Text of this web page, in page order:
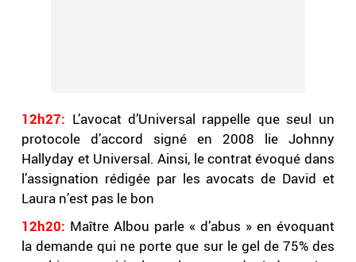
12h27: L’avocat d’Universal rappelle que seul un
protocole d’accord signé en 2008 lie Johnny
Hallyday et Universal. Ainsi, le contrat évoqué dans
l’assignation rédigée par les avocats de David et
Laura n’est pas le bon
12h20: Maître Albou parle « d’abus » en évoquant
la demande qui ne porte que sur le gel de 75% des